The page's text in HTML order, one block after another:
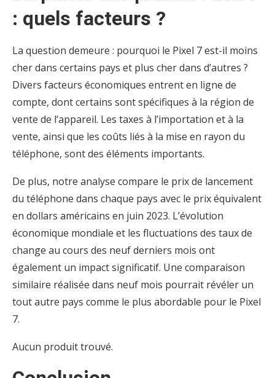
: quels facteurs ?
La question demeure : pourquoi le Pixel 7 est-il moins
cher dans certains pays et plus cher dans d’autres ?
Divers facteurs économiques entrent en ligne de
compte, dont certains sont spécifiques à la région de
vente de l’appareil. Les taxes à l’importation et à la
vente, ainsi que les coûts liés à la mise en rayon du
téléphone, sont des éléments importants.
De plus, notre analyse compare le prix de lancement
du téléphone dans chaque pays avec le prix équivalent
en dollars américains en juin 2023. L’évolution
économique mondiale et les fluctuations des taux de
change au cours des neuf derniers mois ont
également un impact significatif. Une comparaison
similaire réalisée dans neuf mois pourrait révéler un
tout autre pays comme le plus abordable pour le Pixel
7.
Aucun produit trouvé.